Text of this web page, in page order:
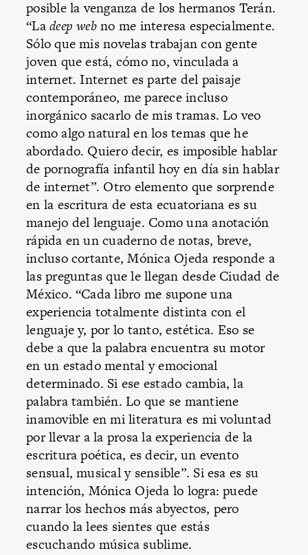
posible la venganza de los hermanos Terán.
“Ladeep webno me interesa especialmente.
Sólo que mis novelas trabajan con gente
joven que está, cómo no, vinculada a
internet. Internet es parte del paisaje
contemporáneo, me parece incluso
inorgánico sacarlo de mis tramas. Lo veo
como algo natural en los temas que he
abordado. Quiero decir, es imposible hablar
de pornografía infantil hoy en día sin hablar
de internet”. Otro elemento que sorprende
en la escritura de esta ecuatoriana es su
manejo del lenguaje. Como una anotación
rápida en un cuaderno de notas, breve,
incluso cortante, Mónica Ojeda responde a
las preguntas que le llegan desde Ciudad de
México. “Cada libro me supone una
experiencia totalmente distinta con el
lenguaje y, por lo tanto, estética. Eso se
debe a que la palabra encuentra su motor
en un estado mental y emocional
determinado. Si ese estado cambia, la
palabra también. Lo que se mantiene
inamovible en mi literatura es mi voluntad
por llevar a la prosa la experiencia de la
escritura poética, es decir, un evento
sensual, musical y sensible”. Si esa es su
intención, Mónica Ojeda lo logra: puede
narrar los hechos más abyectos, pero
cuando la lees sientes que estás
escuchando música sublime.